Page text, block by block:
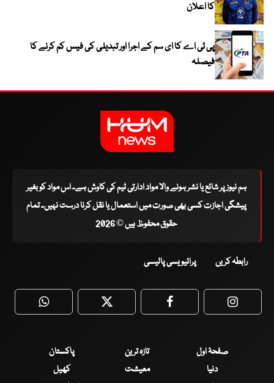
کا اعلان
پی ٹی اے کا ای سم کے اجرا اور تبدیلی کی فیس کم کرنے کا
فیصلہ
ہم نیوز پر شائع یا نشر ہونے والا مواد ادارتی ٹیم کی کاوش ہے۔ اس مواد کو بغیر
پیشگی اجازت کسی بھی صورت میں استعمال یا نقل کرنا درست نہیں۔ تمام
حقوق محفوظ ہیں © 2026
رابطہ کریں پرائیویسی پالیسی
WhatsApp Twitter Facebook
صفحۂ اول تازہ ترین
پاکستان
دنیا
معیشت
کھیل